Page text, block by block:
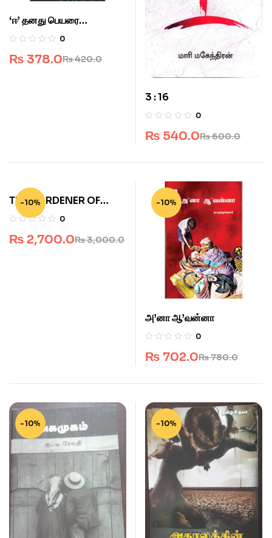
‘ஈ’ தனது பெயரை
மறந்துபோனது
0
₨420.0
₨ 378.0
3 : 16
0
₨600.0
₨ 540.0
-10%
THE GARDENER OF
RENTED SPACES
0
₨3,000.0
₨ 2,700.0
-10%
அ’னா ஆ’வன்னா
0
₨780.0
₨ 702.0
-10% -10%